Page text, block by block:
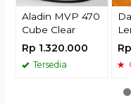
Aladin MVP 470
Cube Clear
Rp 1.320.000
Tersedia